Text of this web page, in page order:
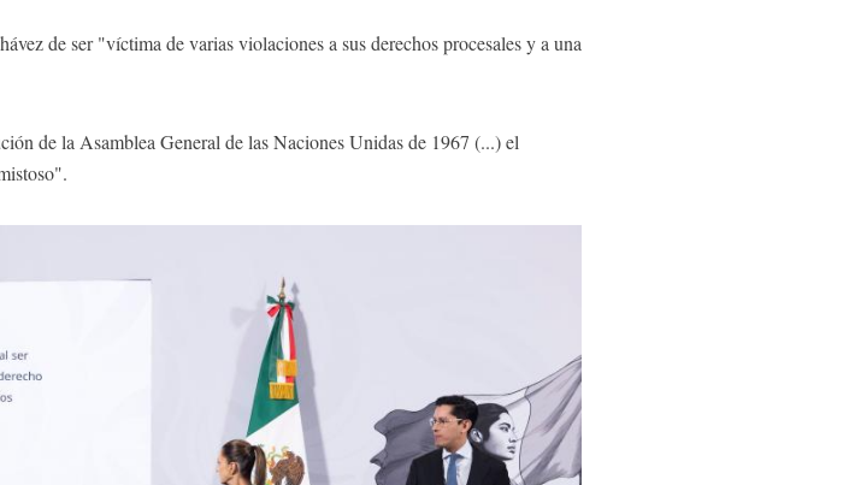
de ser "víctima de varias violaciones a sus derechos procesales y a una
de la Asamblea General de las Naciones Unidas de 1967 (...) el